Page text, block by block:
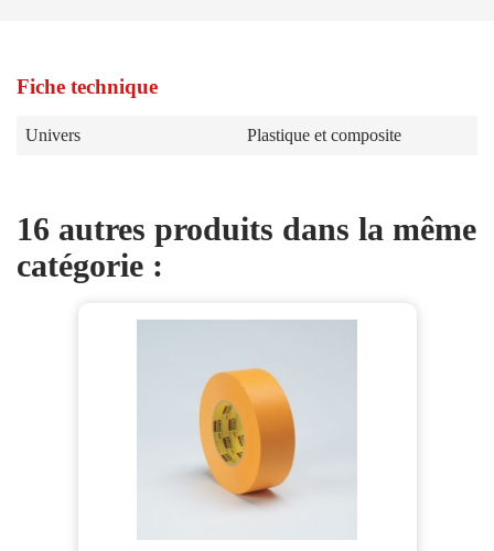
Fiche technique
Univers Plastique et composite
16 autres produits dans la même
catégorie :